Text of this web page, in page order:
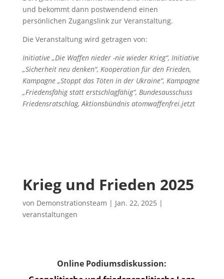
und bekommt dann postwendend einen
persönlichen Zugangslink zur Veranstaltung.
Die Veranstaltung wird getragen von:
Initiative „Die Waffen nieder -nie wieder Krieg“, Initiative
„Sicherheit neu denken“, Kooperation für den Frieden,
Kampagne „Stoppt das Töten in der Ukraine“, Kampagne
„Friedensfähig statt erstschlagfähig“, Bundesausschuss
Friedensratschlag, Aktionsbündnis atomwaffenfrei.jetzt
Krieg und Frieden 2025
von Demonstrationsteam | Jan. 22, 2025 |
veranstaltungen
Online Podiumsdiskussion: